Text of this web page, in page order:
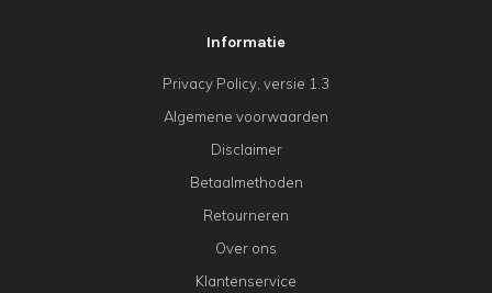
Informatie
Privacy Policy, versie 1.3
Algemene voorwaarden
Disclaimer
Betaalmethoden
Retourneren
Over ons
Klantenservice